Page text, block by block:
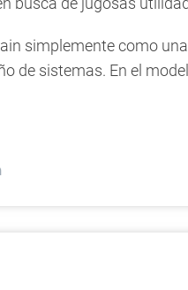
simplemente como
de sistemas. En el